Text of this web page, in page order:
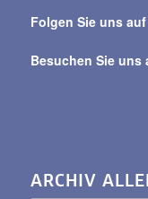
Folgen Sie uns
Besuchen Sie uns
ARCHIV